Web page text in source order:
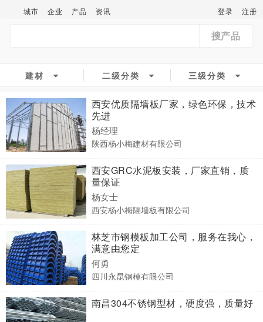
城市 企业 产品 资讯 登录 注册
搜产品
建材 二级分类 三级分类
西安优质隔墙板厂家，绿色环保，技术
先进
杨经理
陕西杨小梅建材有限公司
西安GRC水泥板安装，厂家直销，质
量保证
杨女士
西安杨小梅隔墙板有限公司
林芝市钢模板加工公司，服务在我心，
满意由您定
何勇
四川永昆钢模有限公司
南昌304不锈钢型材，硬度强，质量好